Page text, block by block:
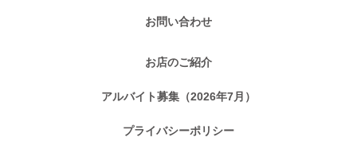
お問い合わせ
お店のご紹介
アルバイト募集（2026年7月）
プライバシーポリシー